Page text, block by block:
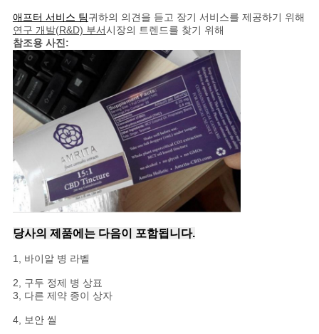
애프터 서비스 팀귀하의 의견을 듣고 장기 서비스를 제공하기 위해
연구 개발(R&D) 부서시장의 트렌드를 찾기 위해
참조용 사진:
당사의 제품에는 다음이 포함됩니다.
1, 바이알 병 라벨
2, 구두 정제 병 상표
3, 다른 제약 종이 상자
4, 보안 씰